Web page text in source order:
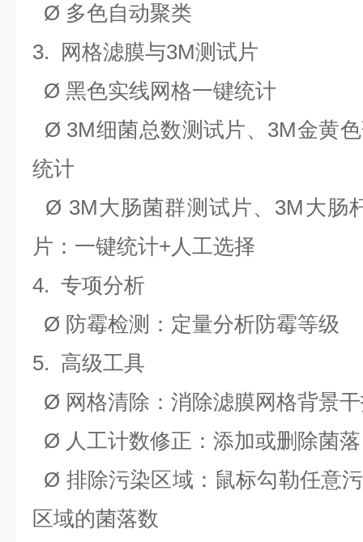
Ø 多色自动聚类
3.
网格滤膜与3M测试片
Ø 黑色实线网格一键统计
Ø 3M细菌总数测试片、3M金黄
统计
Ø 3M大肠菌群测试片、3M大肠
片：一键统计+人工选择
4. 专项分析
Ø 防霉检测：定量分析防霉等级
5. 高级工具
Ø 网格清除：消除滤膜网格背景
Ø 人工计数修正：添加或删除菌落
Ø 排除污染区域：鼠标勾勒任意
区域的菌落数